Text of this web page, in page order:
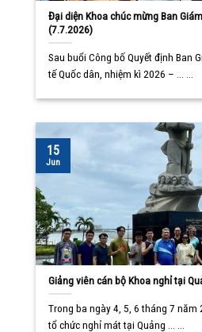
Đại diện Khoa chúc mừng Ban
(7.7.2026)
Sau buổi Công bố Quyết định Ban
tế Quốc dân, nhiệm kì 2026 – ... ...
Giảng viên cán bộ Khoa nghỉ tại
Trong ba ngày 4, 5, 6 tháng 7 năm
tổ chức nghỉ mát tại Quảng ... ...
15
Jun